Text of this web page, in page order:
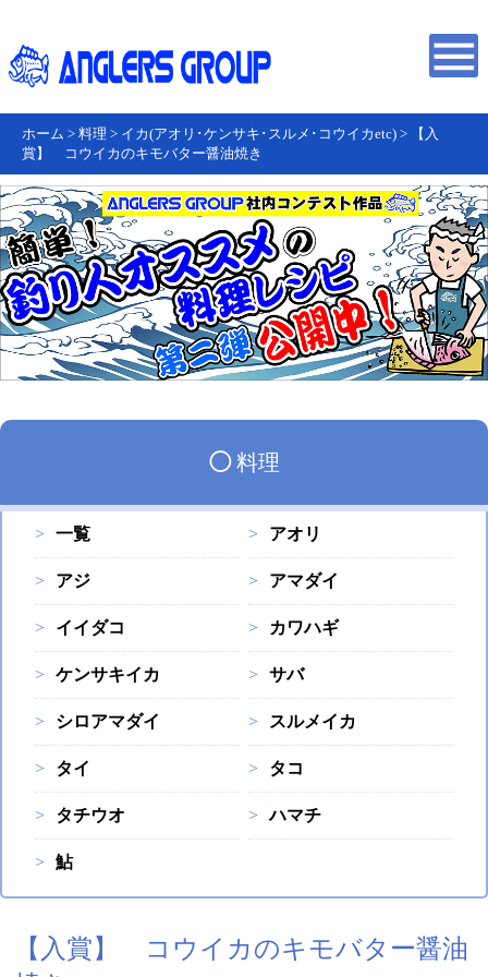
ホーム > 料理 > イカ(アオリ･ケンサキ･スルメ･コウイカetc) >
【入
賞】 コウイカのキモバター醤油焼き
◯料理
一覧 アオリ
アジ アマダイ
イイダコ カワハギ
ケンサキイカ サバ
シロアマダイ スルメイカ
タイ タコ
タチウオ ハマチ
鮎
【入賞】 コウイカのキモバター醤油